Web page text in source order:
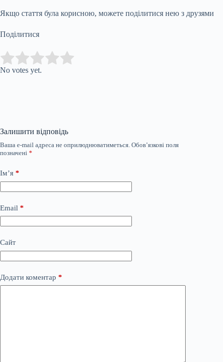
Якщо стаття була корисною, можете поділитися нею з друзями
Поділитися
Rate this item:
No votes yet.
Залишити відповідь
Ваша e-mail адреса не оприлюднюватиметься. Обов’язкові поля
позначені *
Ім’я *
Email *
Сайт
Додати коментар *